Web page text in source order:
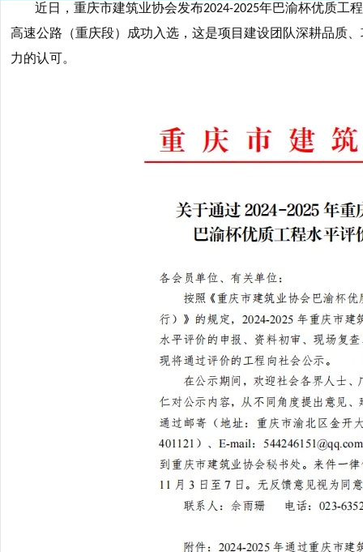
近日，重庆市建筑业协会发布2024-2025年巴渝杯优质工
高速公路（重庆段）成功入选，这是项目建设团队深耕品质
力的认可。